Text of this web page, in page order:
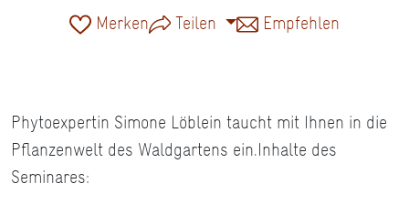
Merken Teilen Empfehlen
Phytoexpertin Simone Löblein taucht mit Ihnen in die
Pflanzenwelt des Waldgartens ein.Inhalte des
Seminares: